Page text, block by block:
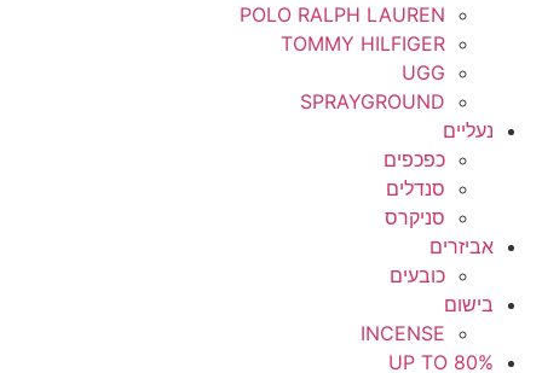
POLO RALPH LAUREN
TOMMY HILFIGER
UGG
SPRAYGROUND
נעליים
כפכפים
סנדלים
סניקרס
אביזרים
כובעים
בישום
INCENSE
UP TO 80%